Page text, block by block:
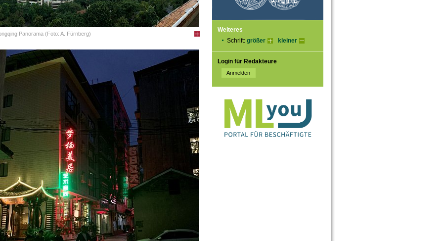
Weiteres
Schrift: größer kleiner
Login für Redakteure
Panorama (Foto: A. Fürnberg)